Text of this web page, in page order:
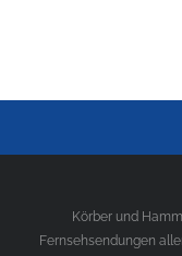
Körber und
Fernsehsendungen